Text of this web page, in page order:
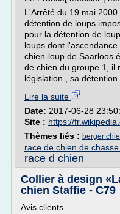
L'Arrêté du 19 mai
détention de loups
pour la détention de
loups dont
chien-loup de Saarloos
de chien du groupe 1, il
législation , sa détention...
Lire la suite
Date: 2017-06-28
Site : https://
Thèmes liés : berger
race de chien de
race d chien
Collier à design
chien Staffie - C79
Avis clients